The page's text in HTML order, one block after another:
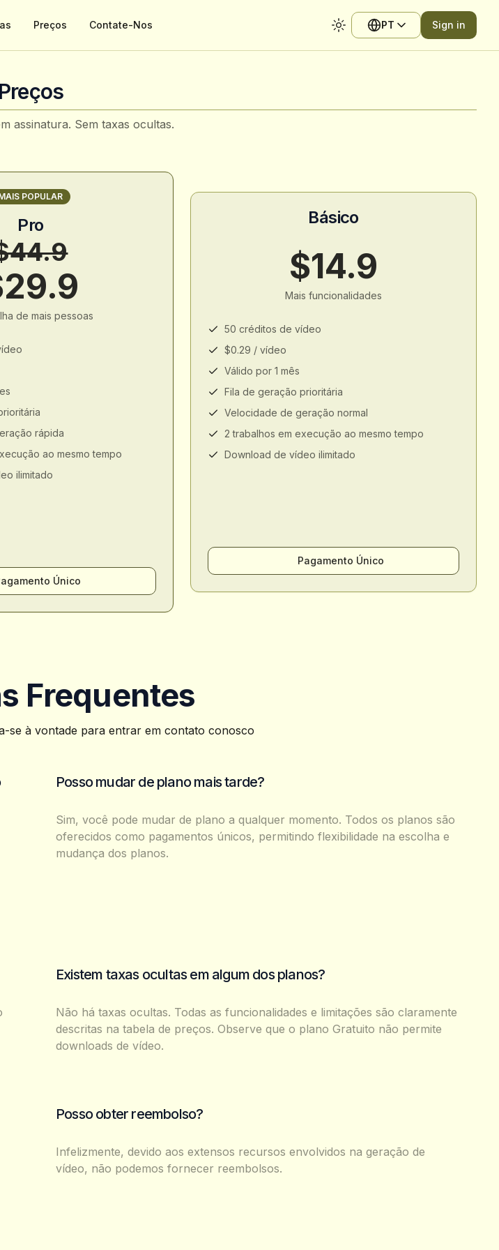
Preços Contate-Nos Toggle theme
PT Sign in
Preços
assinatura. Sem taxas ocultas.
POPULAR
Pro
de mais pessoas
rápida
ao mesmo tempo
ilimitado
Único
Básico
$14.9
Mais funcionalidades
50 créditos de vídeo
$0.29 / vídeo
Válido por 1 mês
Fila de geração prioritária
Velocidade de geração normal
2 trabalhos em execução ao mesmo tempo
Download de vídeo ilimitado
Pagamento Único
Frequentes
se à vontade para entrar em contato conosco
Posso mudar de plano mais tarde?
Sim, você pode mudar de plano a qualquer momento. Todos os planos são
oferecidos como pagamentos únicos, permitindo flexibilidade na escolha e
mudança dos planos.
Existem taxas ocultas em algum dos planos?
Não há taxas ocultas. Todas as funcionalidades e limitações são claramente
descritas na tabela de preços. Observe que o plano Gratuito não permite
downloads de vídeo.
Posso obter reembolso?
Infelizmente, devido aos extensos recursos envolvidos na geração de
vídeo, não podemos fornecer reembolsos.